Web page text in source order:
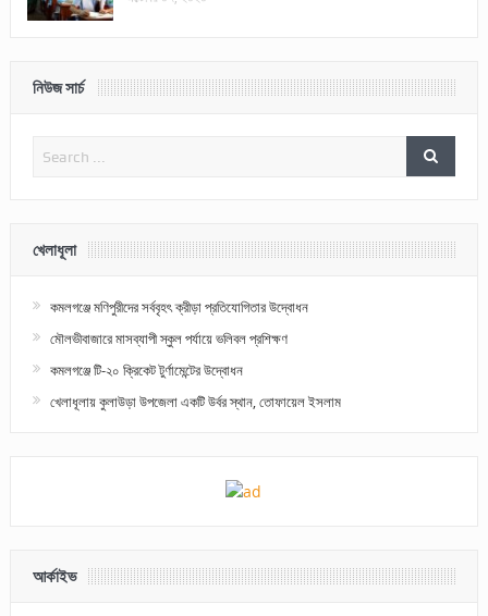
নিউজ সার্চ
খেলাধূলা
কমলগঞ্জে মণিপুরীদের সর্ববৃহৎ ক্রীড়া প্রতিযোগিতার উদ্বোধন
মৌলভীবাজারে মাসব্যাপী স্কুল পর্যায়ে ভলিবল প্রশিক্ষণ
কমলগঞ্জে টি-২০ ক্রিকেট টুর্ণামেন্টের উদ্বোধন
খেলাধূলায় কুলাউড়া উপজেলা একটি উর্বর স্থান, তোফায়েল ইসলাম
আর্কাইভ